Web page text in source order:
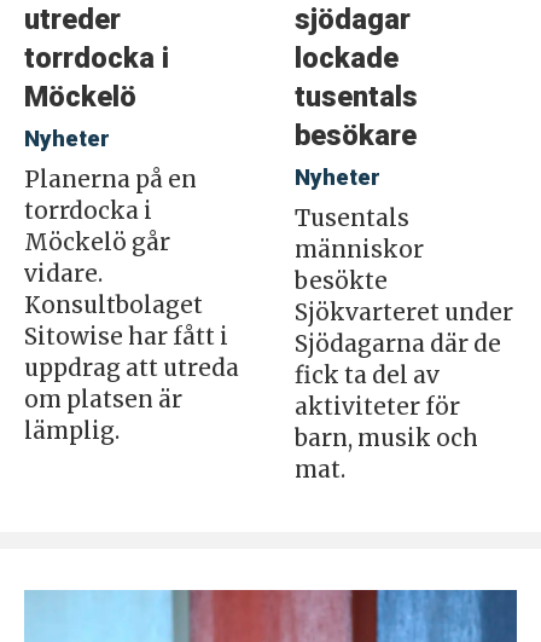
utreder
torrdocka i
Möckelö
Nyheter
Planerna på en
torrdocka i
Möckelö går
vidare.
Konsultbolaget
Sitowise har fått i
uppdrag att utreda
om platsen är
lämplig.
sjödagar
lockade
tusentals
besökare
Nyheter
Tusentals
människor
besökte
Sjökvarteret under
Sjödagarna där de
fick ta del av
aktiviteter för
barn, musik och
mat.